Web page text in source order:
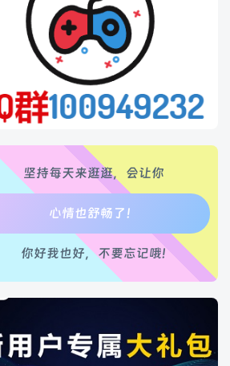
坚持每天来逛逛，会让你
生活也美好了！
心情也舒畅了！
走路也有劲了！
腰也不酸了！
工作也轻松了！
你好我也好，不要忘记哦!